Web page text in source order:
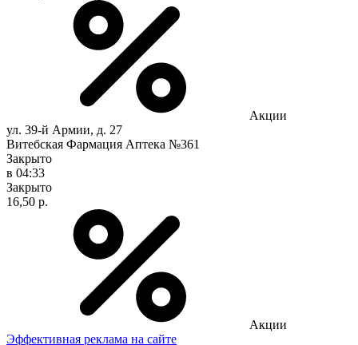
Акции
ул. 39-й Армии, д. 27
Витебская Фармация Аптека №361
Закрыто
в 04:33
Закрыто
16,50 р.
Акции
Эффективная реклама на сайте